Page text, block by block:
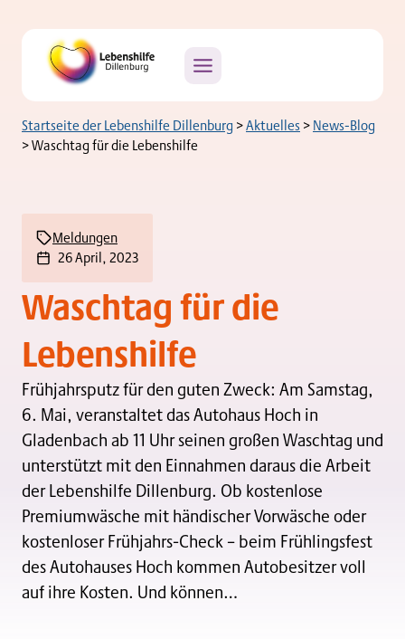
Inhalt
springen
Startseite der Lebenshilfe Dillenburg >Aktuelles >News-Blog
>Waschtag für die Lebenshilfe
Meldungen
26 April, 2023
Waschtag für die
Lebenshilfe
Frühjahrsputz für den guten Zweck: Am Samstag,
6. Mai, veranstaltet das Autohaus Hoch in
Gladenbach ab 11 Uhr seinen großen Waschtag und
unterstützt mit den Einnahmen daraus die Arbeit
der Lebenshilfe Dillenburg. Ob kostenlose
Premiumwäsche mit händischer Vorwäsche oder
kostenloser Frühjahrs-Check – beim Frühlingsfest
des Autohauses Hoch kommen Autobesitzer voll
auf ihre Kosten. Und können…